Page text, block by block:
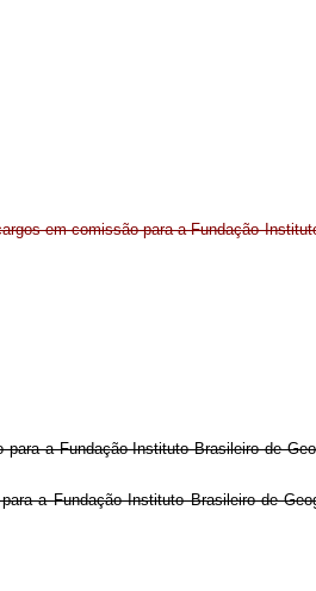
em comissão para a Fundação
a Fundação Instituto Brasileiro de
a Fundação Instituto Brasileiro de